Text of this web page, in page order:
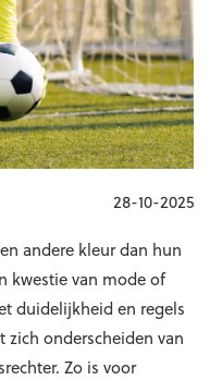
28-10-2025
andere kleur dan hun
kwestie van mode of
duidelijkheid en regels
zich onderscheiden van
Zo is voor